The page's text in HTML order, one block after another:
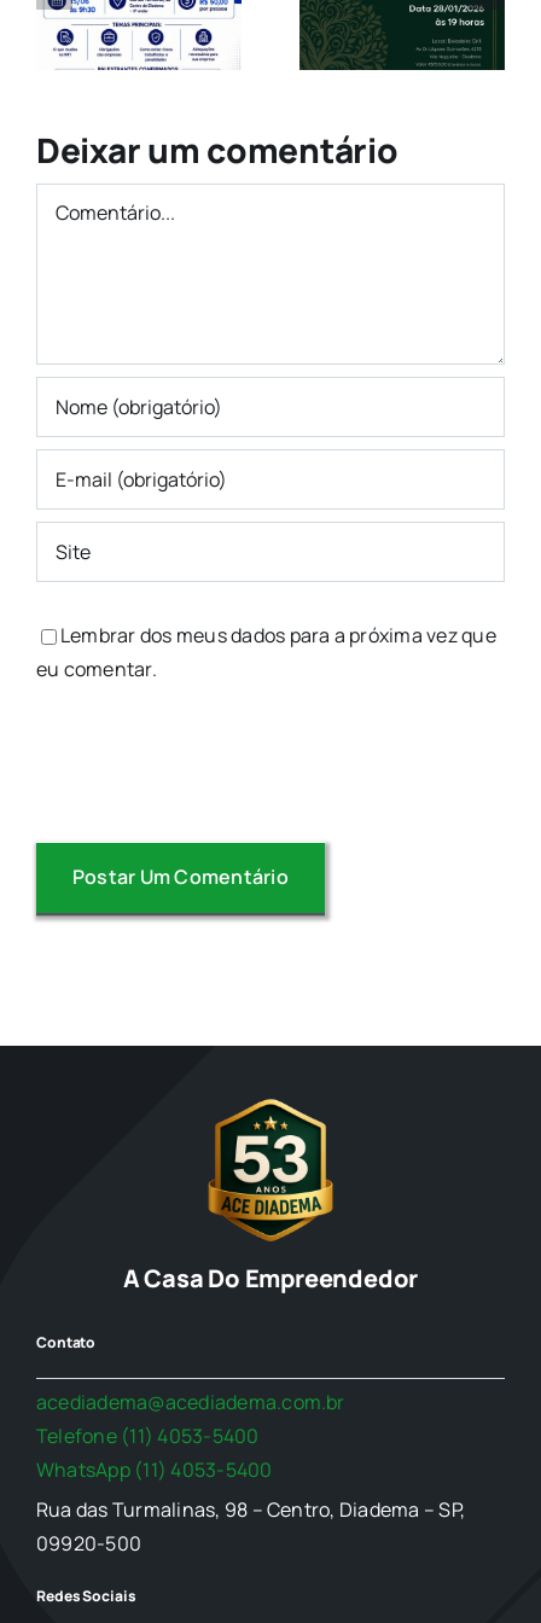
Nova
Diretoria
JUCESP
2026
Deixar um comentário
Comentário
Lembrar dos meus dados para a próxima vez que
eu comentar.
A Casa Do Empreendedor
Contato
acediadema@acediadema.com.br
Telefone (11) 4053-5400
WhatsApp (11) 4053-5400
Rua das Turmalinas, 98 – Centro, Diadema – SP,
09920-500
Redes Sociais